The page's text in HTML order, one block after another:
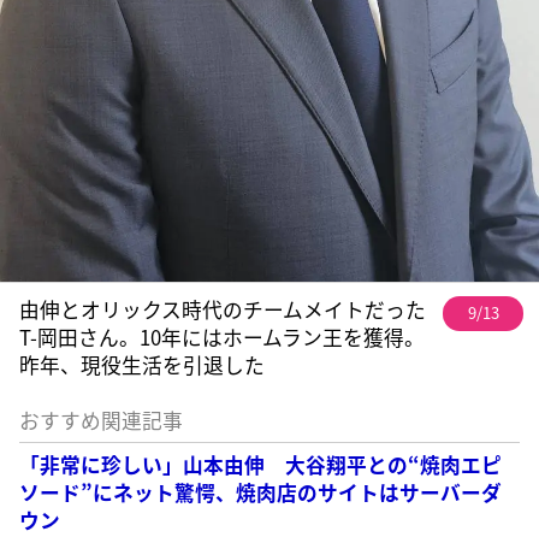
由伸とオリックス時代のチームメイトだった
T-岡田さん。10年にはホームラン王を獲得。
昨年、現役生活を引退した
9/13
おすすめ関連記事
「非常に珍しい」山本由伸 大谷翔平との“焼肉エピ
ソード”にネット驚愕、焼肉店のサイトはサーバーダ
ウン